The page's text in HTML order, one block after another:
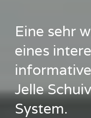
Eine sehr
eines
Jelle
System.